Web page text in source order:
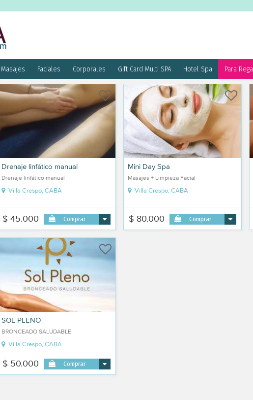
Masajes Faciales Corporales Gift Card Multi SPA Hotel Spa Para
Drenaje linfático manual
Drenaje linfático manual
Villa Crespo, CABA
$ 45.000 Comprar
Mini Day Spa
Masajes + Limpieza Facial
Villa Crespo, CABA
$ 80.000 Comprar
SOL PLENO
BRONCEADO SALUDABLE
Villa Crespo, CABA
$ 50.000 Comprar